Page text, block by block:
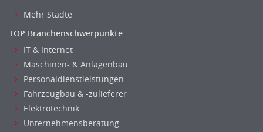
Mehr Städte
TOP Branchenschwerpunkte
IT & Internet
Maschinen- & Anlagenbau
Personaldienstleistungen
Fahrzeugbau & -zulieferer
Elektrotechnik
Unternehmensberatung